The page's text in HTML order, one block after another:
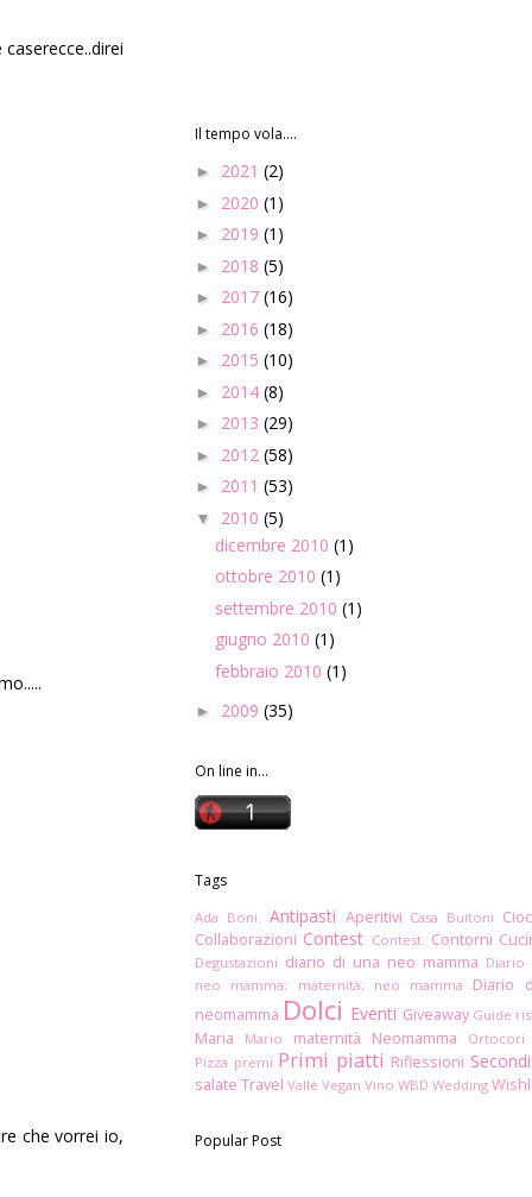
che vorrei io,
Il tempo vola....
► 2021 (2)
► 2020 (1)
► 2019 (1)
► 2018 (5)
► 2017 (16)
► 2016 (18)
► 2015 (10)
► 2014 (8)
► 2013 (29)
► 2012 (58)
► 2011 (53)
▼ 2010 (5)
dicembre 2010 (1)
ottobre 2010 (1)
settembre 2010 (1)
giugno 2010 (1)
febbraio 2010 (1)
► 2009 (35)
On line in...
Tags
Ada Boni. Antipasti Aperitivi Casa Buitoni
Collaborazioni Contest Contest. Contorni
Degustazioni diario di una neo mamma Diario
neo mamma; maternità; neo mamma
Diario
neomamma Dolci Eventi Giveaway Guide
Maria Mario maternità Neomamma
Ortocori
Pizza premi Primi piatti Riflessioni Secondi
salate Travel Vallè Vegan Vino WBD Wedding
Popular Post